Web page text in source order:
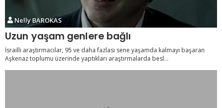
Nelly BAROKAS
Uzun yaşam genlere bağlı
İsrailli araştırmacılar, 95 ve daha fazlası sene yaşamda kalmayı başaran
Aşkenaz toplumu üzerinde yaptıkları araştırmalarda besl...